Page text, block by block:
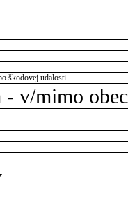
škodovej udalosti
- v/mimo obec